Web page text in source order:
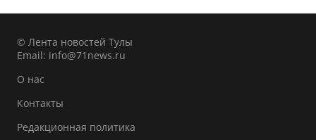
© Лента новостей Тулы
Email: info@71news.ru
О нас
Контакты
Редакционная политика